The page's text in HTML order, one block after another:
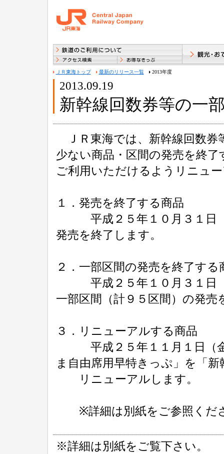
ＪＲ東海トップ 最新のリリース一覧 2013年度
2013.09.19
新幹線回数券等の一
ＪＲ東海では、新幹線回数券
少ない商品・区間の発売を終
ご利用いただけるようリニュ
１．発売を終了する商品
平成２５年１０月３１日（
発売を終了します。
２．一部区間の発売を終了する
平成２５年１０月３１日（
一部区間（計９５区間）の発売
３．リニューアルする商品
平成２５年１１月１日（金
ま自由席用早特きっぷ」を「
リニューアルします。
※詳細は別紙をご参照くだ
※詳細は別紙をご覧下さい。